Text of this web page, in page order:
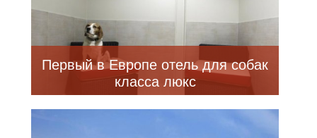
Первый в Европе отель для собак
класса люкс